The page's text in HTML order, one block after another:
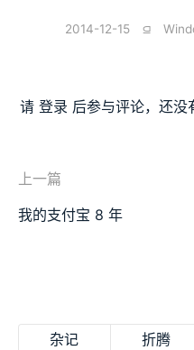
2014-12-15 ⫑
请 登录 后参与评论，还没
上一篇
我的支付宝 8 年
杂记 折腾